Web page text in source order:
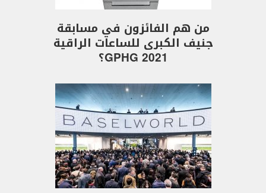
من هم الفائزون في مسابقة
جنيف الكبرى للساعات الراقية
GPHG 2021؟